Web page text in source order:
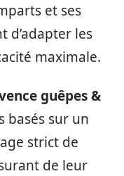
et ses
d’adapter les
maximale.
guêpes &
basés sur un
strict de
de leur